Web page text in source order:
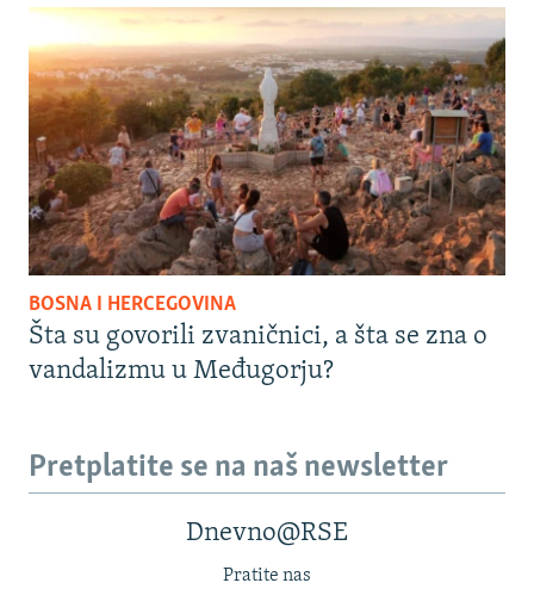
BOSNA I HERCEGOVINA
Šta su govorili zvaničnici, a šta se zna o
vandalizmu u Međugorju?
Pretplatite se na naš newsletter
Dnevno@RSE
Pratite nas